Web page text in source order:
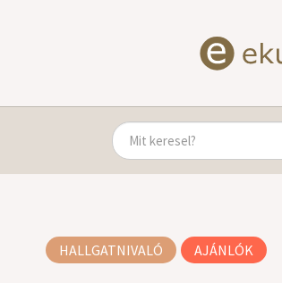
HALLGATNIVALÓ AJÁNLÓK